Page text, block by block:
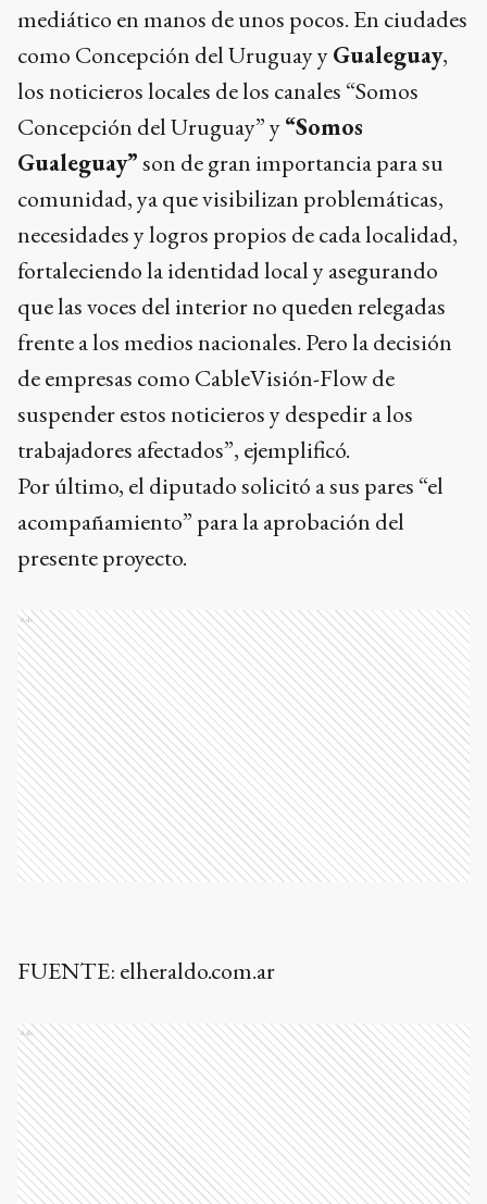
mediático en manos de unos pocos. En ciudades
como Concepción del Uruguay yGualeguay,
los noticieros locales de los canales “Somos
Concepción del Uruguay” y“Somos
Gualeguay”son de gran importancia para su
comunidad, ya que visibilizan problemáticas,
necesidades y logros propios de cada localidad,
fortaleciendo la identidad local y asegurando
que las voces del interior no queden relegadas
frente a los medios nacionales. Pero la decisión
de empresas como CableVisión-Flow de
suspender estos noticieros y despedir a los
trabajadores afectados”, ejemplificó.
Por último, el diputado solicitó a sus pares “el
acompañamiento” para la aprobación del
presente proyecto.
Ads
FUENTE: elheraldo.com.ar
Ads